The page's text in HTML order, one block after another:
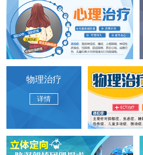
物理治疗
详情